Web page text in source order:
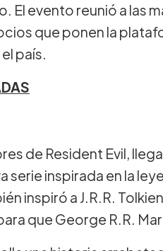
El evento reunió a las
que ponen la
país.
de Resident Evil,
serie inspirada en la
inspiró a J.R.R.
que George R.R.